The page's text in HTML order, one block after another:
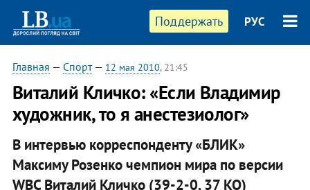
Поддержать РУС
Главная — Спорт— 12 мая 2010, 21:45
Виталий Кличко: «Если Владимир
художник, то я анестезиолог»
В интервью корреспонденту «БЛИК»
Максиму Розенко чемпион мира по версии
WBC Виталий Кличко (39-2-0, 37 КО)